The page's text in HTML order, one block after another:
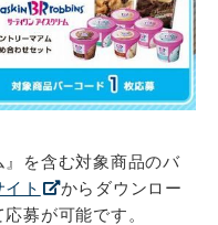
』を含む対象商品のバ
ト
からダウンロー
募が可能です。